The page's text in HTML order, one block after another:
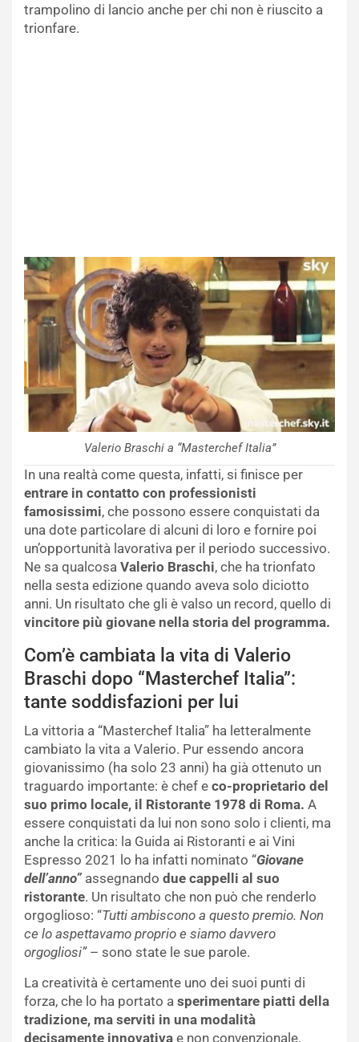
trampolino di lancio anche per chi non è riuscito a
trionfare.
Valerio Braschi a “Masterchef Italia”
In una realtà come questa, infatti, si finisce per
entrare in contatto con professionisti
famosissimi, che possono essere conquistati da
una dote particolare di alcuni di loro e fornire poi
un’opportunità lavorativa per il periodo successivo.
Ne sa qualcosa Valerio Braschi, che ha trionfato
nella sesta edizione quando aveva solo diciotto
anni. Un risultato che gli è valso un record, quello di
vincitore più giovane nella storia del programma.
Com’è cambiata la vita di Valerio
Braschi dopo “Masterchef Italia”:
tante soddisfazioni per lui
La vittoria a “Masterchef Italia” ha letteralmente
cambiato la vita a Valerio. Pur essendo ancora
giovanissimo (ha solo 23 anni) ha già ottenuto un
traguardo importante: è chef e co-proprietario del
suo primo locale, il Ristorante 1978 di Roma. A
essere conquistati da lui non sono solo i clienti, ma
anche la critica: la Guida ai Ristoranti e ai Vini
Espresso 2021 lo ha infatti nominato “Giovane
dell’anno”assegnando due cappelli al suo
ristorante. Un risultato che non può che renderlo
orgoglioso: “Tutti ambiscono a questo premio. Non
ce lo aspettavamo proprio e siamo davvero
orgogliosi”– sono state le sue parole.
La creatività è certamente uno dei suoi punti di
forza, che lo ha portato a sperimentare piatti della
tradizione, ma serviti in una modalità
decisamente innovativa e non convenzionale.